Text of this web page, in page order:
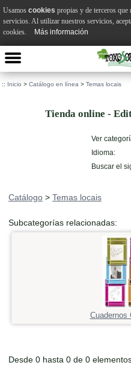
:: Inicio > Catálogo en línea > Temas locais
Tienda online -
Ver
Idioma:
Buscar el
Catálogo > Temas locais
Subcategorías relacionadas:
Cuadernos
Desde 0 hasta 0 de 0
Usamos cookies propias y de terceros
servicios. Al utilizar nuestros servicios,
cookies.
Más información